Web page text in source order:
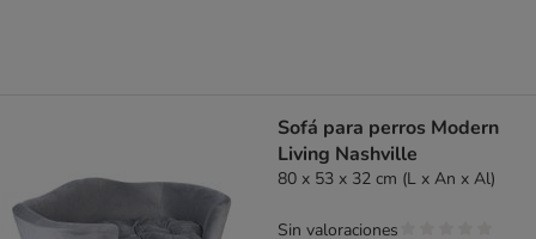
Sofá para perros Modern
Living Nashville
80 x 53 x 32 cm (L x An x Al)
Sin valoraciones